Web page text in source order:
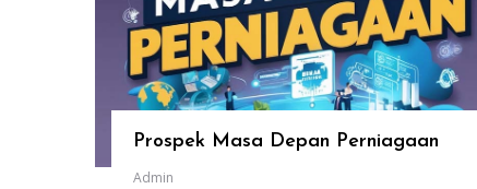
Prospek Masa Depan Perniagaan
Admin